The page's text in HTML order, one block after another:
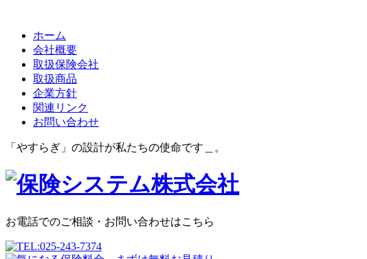
ホーム
会社概要
取扱保険会社
取扱商品
企業方針
関連リンク
お問い合わせ
「やすらぎ」の設計が私たちの使命です＿。
お電話でのご相談・お問い合わせはこちら